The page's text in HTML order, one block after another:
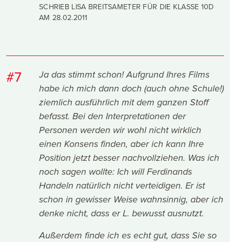
SCHRIEB LISA BREITSAMETER FÜR DIE KLASSE 10D
AM 28.02.2011
#7
Ja das stimmt schon! Aufgrund Ihres Films
habe ich mich dann doch (auch ohne Schule!)
ziemlich ausführlich mit dem ganzen Stoff
befasst. Bei den Interpretationen der
Personen werden wir wohl nicht wirklich
einen Konsens finden, aber ich kann Ihre
Position jetzt besser nachvollziehen. Was ich
noch sagen wollte: Ich will Ferdinands
Handeln natürlich nicht verteidigen. Er ist
schon in gewisser Weise wahnsinnig, aber ich
denke nicht, dass er L. bewusst ausnutzt.
Außerdem finde ich es echt gut, dass Sie so